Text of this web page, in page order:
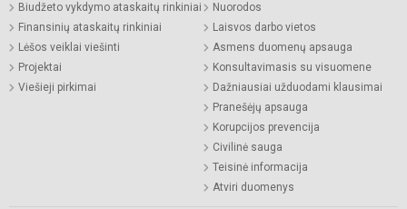
Biudžeto vykdymo ataskaitų rinkiniai
Finansinių ataskaitų rinkiniai
Lėšos veiklai viešinti
Projektai
Viešieji pirkimai
Nuorodos
Laisvos darbo vietos
Asmens duomenų apsauga
Konsultavimasis su visuomene
Dažniausiai užduodami klausimai
Pranešėjų apsauga
Korupcijos prevencija
Civilinė sauga
Teisinė informacija
Atviri duomenys